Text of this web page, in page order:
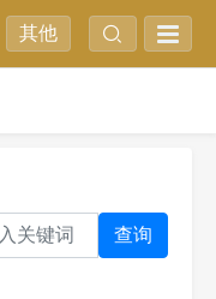
其他
查询